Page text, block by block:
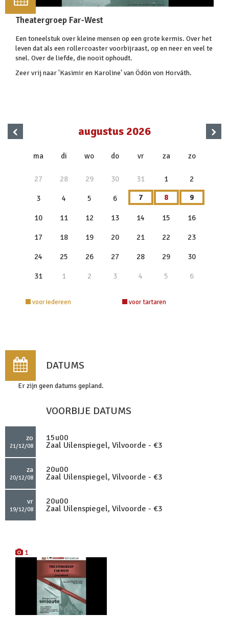
Theatergroep Far-West
Een toneelstuk over kleine mensen op een grote kermis. Over het
leven dat als een rollercoaster voorbijraast, op en neer en veel te
snel. Over de liefde, die nooit ophoudt.
Zeer vrij naar 'Kasimir en Karoline' van Ödön von Horváth.
‹ augustus 2026
ma di wo do vr za zo
27 28 29 30 31 1 2
3 4 5 6 7 8 9
10 11 12 13 14 15 16
17 18 19 20 21 22 23
24 25 26 27 28 29 30
31 1 2 3 4 5 6
›
voor iedereen voor tartaren
DATUMS
Er zijn geen datums gepland.
VOORBIJE DATUMS
zo
21/12/08
15u00
Zaal Uilenspiegel, Vilvoorde - €3
za
20/12/08
20u00
Zaal Uilenspiegel, Vilvoorde - €3
vr
19/12/08
20u00
Zaal Uilenspiegel, Vilvoorde - €3
1